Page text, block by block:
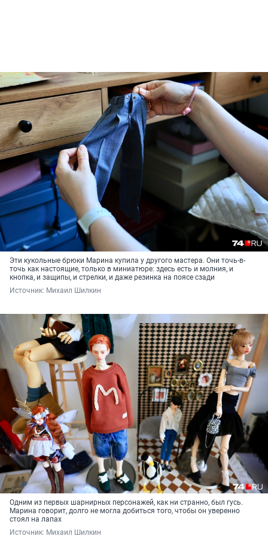
Эти кукольные брюки Марина купила у другого мастера. Они точь-в-
точь как настоящие, только в миниатюре: здесь есть и молния, и
кнопка, и защипы, и стрелки, и даже резинка на поясе сзади
Источник: Михаил Шилкин
Одним из первых шарнирных персонажей, как ни странно, был гусь.
Марина говорит, долго не могла добиться того, чтобы он уверенно
стоял на лапах
Источник: Михаил Шилкин